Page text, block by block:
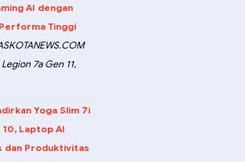
AI dengan
Tinggi
7a Gen 11,
Yoga Slim 7i
Laptop AI
dan Produktivitas